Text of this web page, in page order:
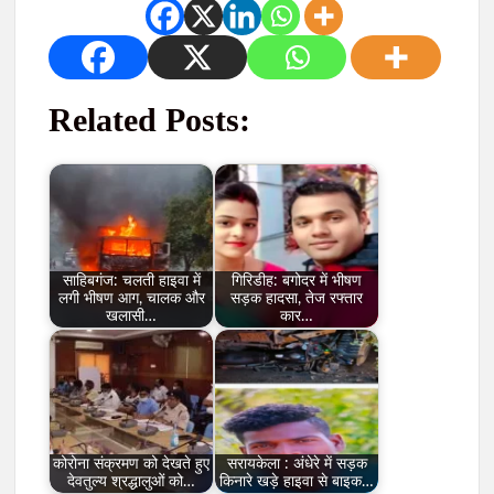
Related Posts:
साहिबगंज: चलती हाइवा में
लगी भीषण आग, चालक और
खलासी…
गिरिडीह: बगोदर में भीषण
सड़क हादसा, तेज रफ्तार
कार…
कोरोना संक्रमण को देखते हुए
देवतुल्य श्रद्धालुओं को…
सरायकेला : अंधेरे में सड़क
किनारे खड़े हाइवा से बाइक…